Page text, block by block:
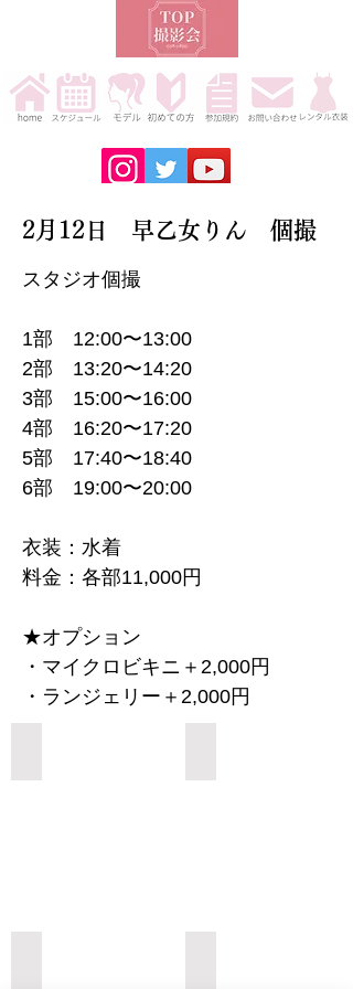
2月12日 早乙女りん 個撮
スタジオ個撮
1部 12:00〜13:00
2部 13:20〜14:20
3部 15:00〜16:00
4部 16:20〜17:20
5部 17:40〜18:40
6部 19:00〜20:00
衣装：水着
料金：各部11,000円
★オプション
・マイクロビキニ＋2,000円
・ランジェリー＋2,000円